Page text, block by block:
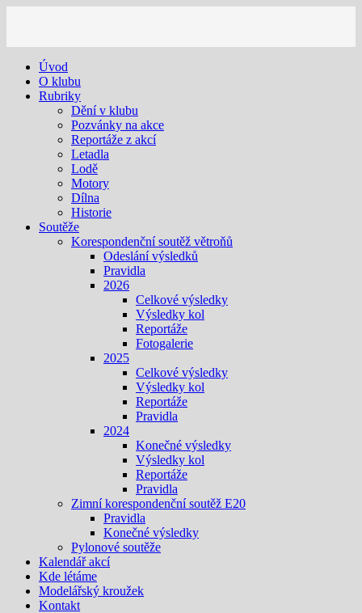
Úvod
O klubu
Rubriky
Dění v klubu
Pozvánky na akce
Reportáže z akcí
Letadla
Lodě
Motory
Dílna
Historie
Soutěže
Korespondenční soutěž větroňů
Odeslání výsledků
Pravidla
2026
Celkové výsledky
Výsledky kol
Reportáže
Fotogalerie
2025
Celkové výsledky
Výsledky kol
Reportáže
Pravidla
2024
Konečné výsledky
Výsledky kol
Reportáže
Pravidla
Zimní korespondenční soutěž E20
Pravidla
Konečné výsledky
Pylonové soutěže
Kalendář akcí
Kde létáme
Modelářský kroužek
Kontakt